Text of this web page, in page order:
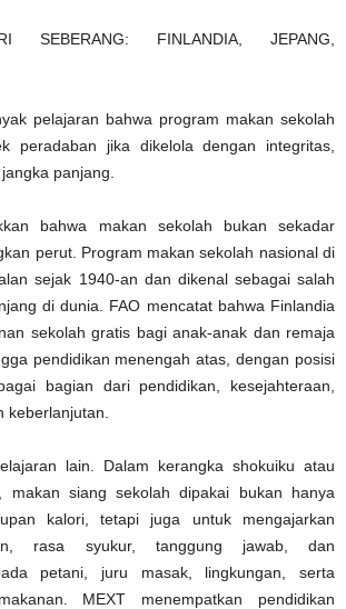
SEBERANG: FINLANDIA, JEPANG,
pelajaran bahwa program makan sekolah
peradaban jika dikelola dengan integritas,
panjang.
bahwa makan sekolah bukan sekadar
perut. Program makan sekolah nasional di
sejak 1940-an dan dikenal sebagai salah
di dunia. FAO mencatat bahwa Finlandia
sekolah gratis bagi anak-anak dan remaja
pendidikan menengah atas, dengan posisi
bagian dari pendidikan, kesejahteraan,
keberlanjutan.
lain. Dalam kerangka shokuiku atau
makan siang sekolah dipakai bukan hanya
kalori, tetapi juga untuk mengajarkan
rasa syukur, tanggung jawab, dan
petani, juru masak, lingkungan, serta
MEXT menempatkan pendidikan